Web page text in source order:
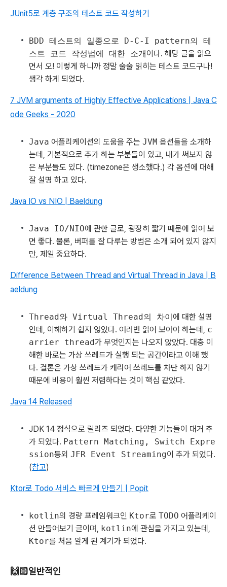
JUnit5로 계층 구조의 테스트 코드 작성하기
BDD 테스트의 일종으로 D-C-I pattern의 테
스트 코드 작성법에 대한 소개이다. 해당 글을 읽으
면서 오! 이렇게 하니까 정말 술술 읽히는 테스트 코드구나!
생각 하게 되었다.
7 JVM arguments of Highly Effective Applications | Java C
ode Geeks - 2020
Java 어플리케이션의 도움을 주는 JVM 옵션들을 소개하
는데, 기본적으로 추가 하는 부분들이 있고, 내가 써보지 않
은 부분들도 있다. (timezone은 생소했다.) 각 옵션에 대해
잘 설명 하고 있다.
Java IO vs NIO | Baeldung
Java IO/NIO에 관한 글로, 굉장히 짧기 때문에 읽어 보
면 좋다. 물론, 버퍼를 잘 다루는 방법은 소개 되어 있지 않지
만, 제일 중요하다.
Difference Between Thread and Virtual Thread in Java | B
aeldung
Thread와 Virtual Thread의 차이에 대한 설명
인데, 이해하기 쉽지 않았다. 여러번 읽어 보아야 하는데, c
arrier thread가 무엇인지는 나오지 않았다. 대충 이
해한 바로는 가상 쓰레드가 실행 되는 공간이라고 이해 했
다. 결론은 가상 쓰레드가 캐리어 쓰레드를 차단 하지 않기
때문에 비용이 훨씬 저렴하다는 것이 핵심 같았다.
Java 14 Released
JDK 14 정식으로 릴리즈 되었다. 다양한 기능들이 대거 추
가 되었다. Pattern Matching, Switch Expre
ssion등외 JFR Event Streaming이 추가 되었다.
(참고)
Ktor로 Todo 서비스 빠르게 만들기 | Popit
kotlin의 경량 프레임워크인 Ktor로 TODO 어플리케이
션 만들어보기 글이며, kotlin에 관심을 가지고 있는데,
Ktor를 처음 알게 된 계기가 되었다.
🙌🏻일반적인